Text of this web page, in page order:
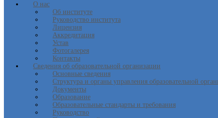
О нас
Об институте
Руководство института
Лицензия
Аккредитация
Устав
Фотогалерея
Контакты
Сведения об образовательной организации
Основные сведения
Структура и органы управления образовательной
Документы
Образование
Образовательные стандарты и требования
Руководство